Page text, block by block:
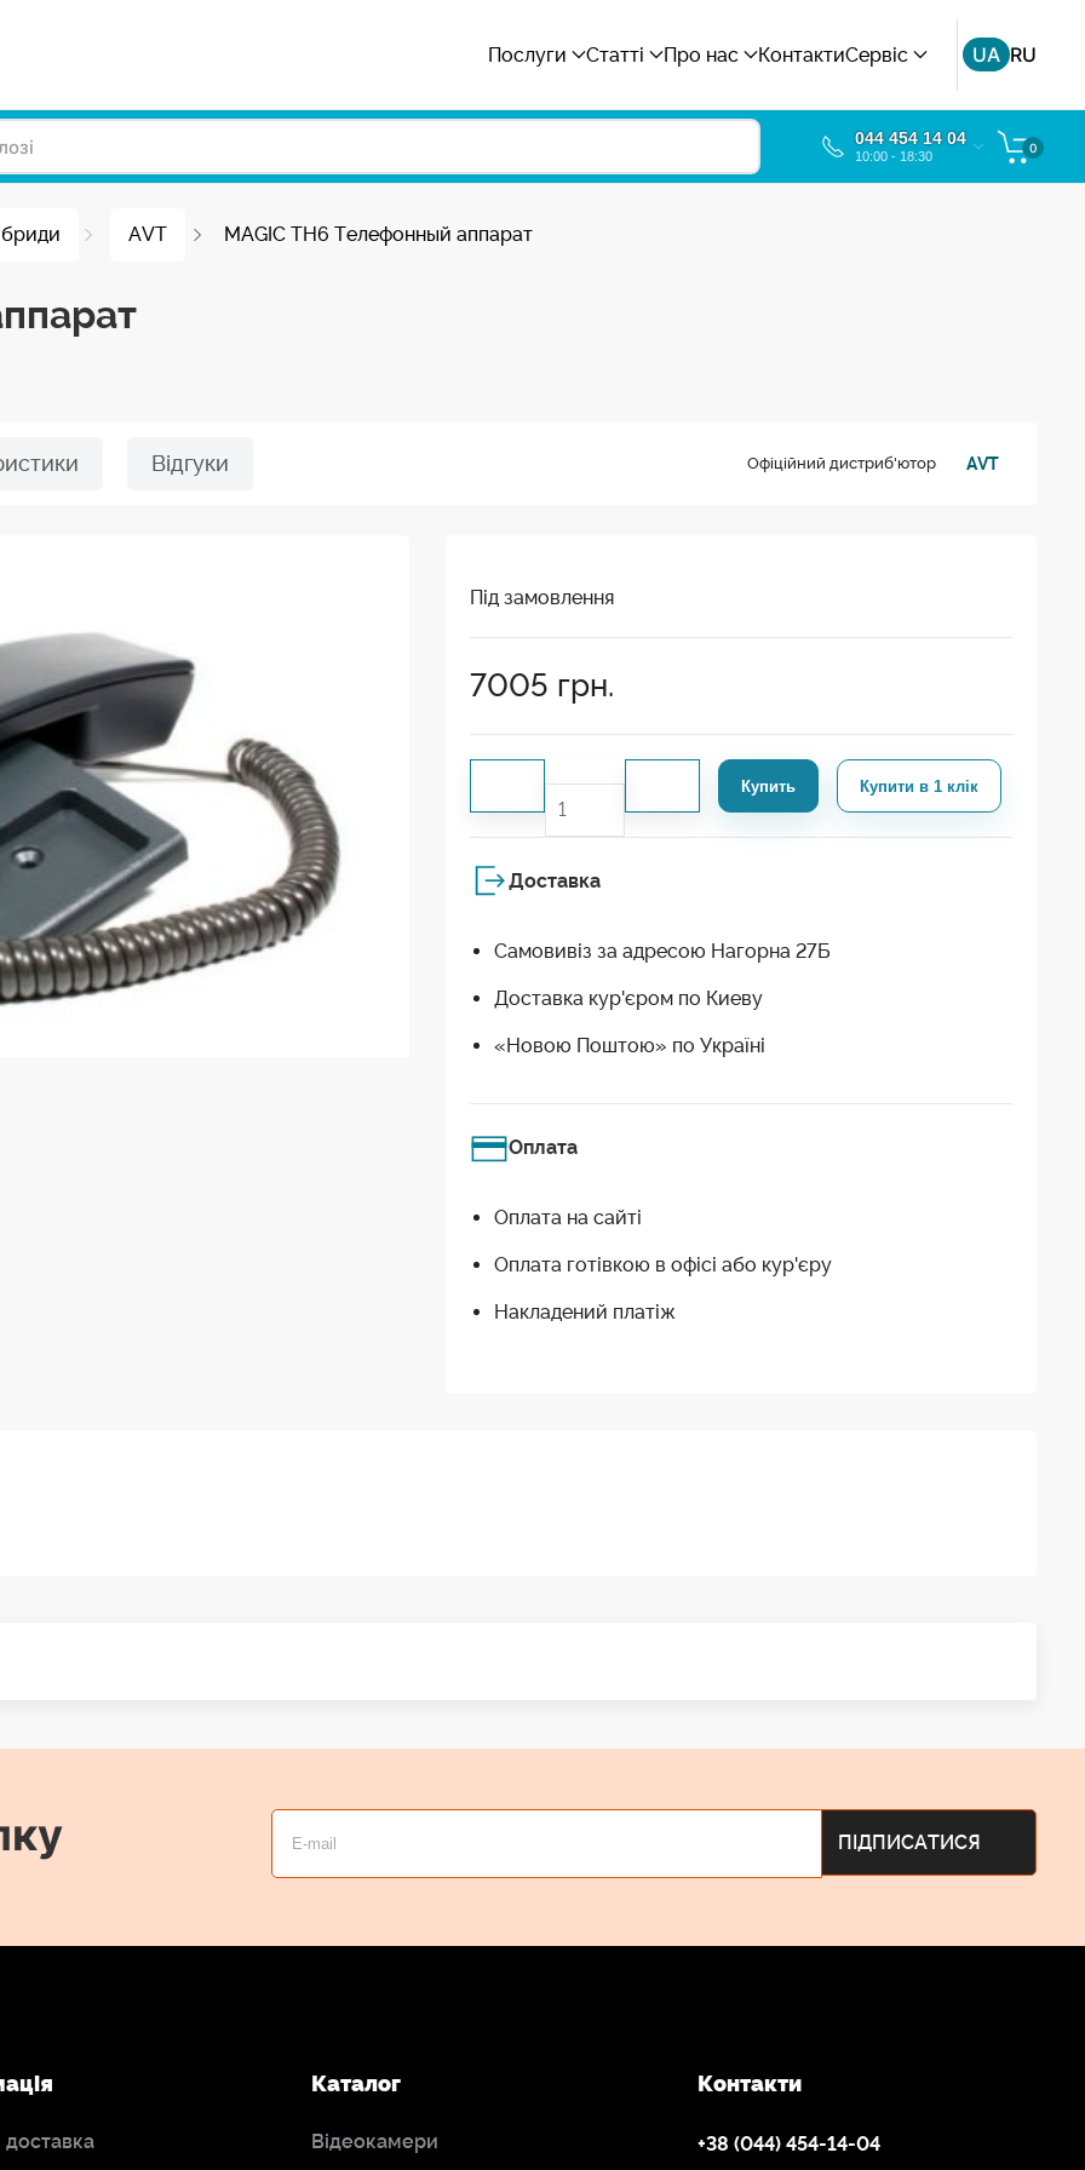
Послуги Статті Про нас КонтактиСервіс UA RU
044 454 14 04
10:00 - 18:30
0
AVT MAGIC TH6 Телефонный аппарат
Відгуки Офіційний дистриб'ютор AVT
Під замовлення
7005 грн.
Купить Купити в 1 клік
Доставка
Самовивіз за адресою Нагорна 27Б
Доставка кур'єром по Киеву
«Новою Поштою» по Україні
Оплата
Оплата на сайті
Оплата готівкою в офісі або кур'єру
Накладений платіж
доставка
Каталог
Відеокамери
Контакти
+38 (044) 454-14-04